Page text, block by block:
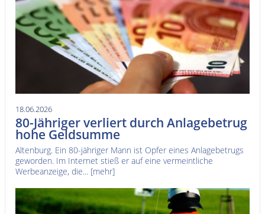
18.06.2026
80-Jähriger verliert durch Anlagebetrug
hohe Geldsumme
Altenburg. Ein 80-jähriger Mann ist Opfer eines Anlagebetrugs
geworden. Im Internet stieß er auf eine vermeintliche
Werbeanzeige, die... [mehr]